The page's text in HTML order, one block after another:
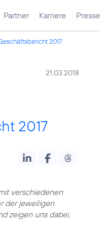
Partner Karriere Presse
2017
21.03.2018
2017
verschiedenen
der jeweiligen
zeigen uns dabei,